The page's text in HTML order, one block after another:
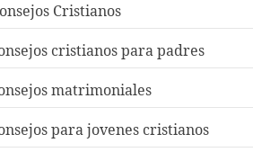
Cristianos
cristianos para padres
matrimoniales
para jovenes cristianos